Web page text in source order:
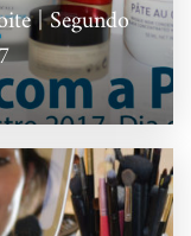
| Segundo